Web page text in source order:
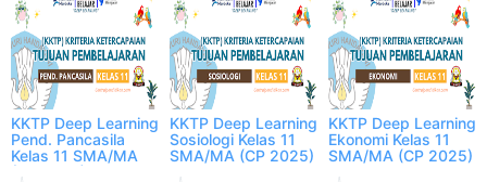
KKTP Deep Learning
Pend. Pancasila
Kelas 11 SMA/MA
(CP 2025)
KKTP Deep Learning
Sosiologi Kelas 11
SMA/MA (CP 2025)
KKTP Deep Learning
Ekonomi Kelas 11
SMA/MA (CP 2025)